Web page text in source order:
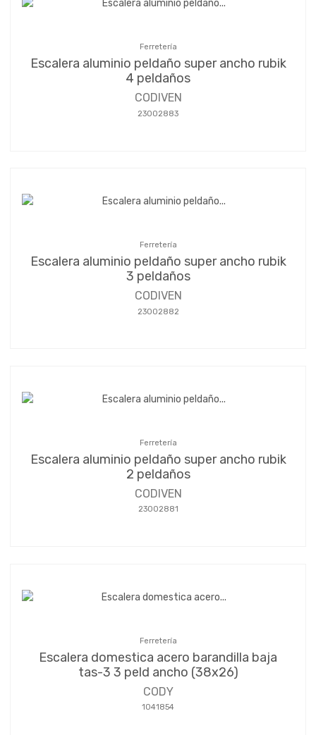
Ferretería
Escalera aluminio peldaño super ancho rubik
4 peldaños
CODIVEN
23002883
Ferretería
Escalera aluminio peldaño super ancho rubik
3 peldaños
CODIVEN
23002882
Ferretería
Escalera aluminio peldaño super ancho rubik
2 peldaños
CODIVEN
23002881
Ferretería
Escalera domestica acero barandilla baja
tas-3 3 peld ancho (38x26)
CODY
1041854